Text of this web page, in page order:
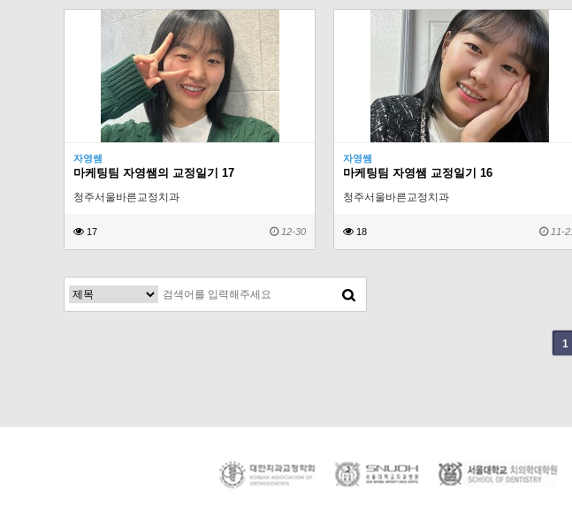
자영쌤
마케팅팀 자영쌤의 교정일기 17
청주서울바른교정치과
17 12-30
자영쌤
마케팅팀 자영쌤 교정일기 16
청주서울바른교정치과
18 11-
1